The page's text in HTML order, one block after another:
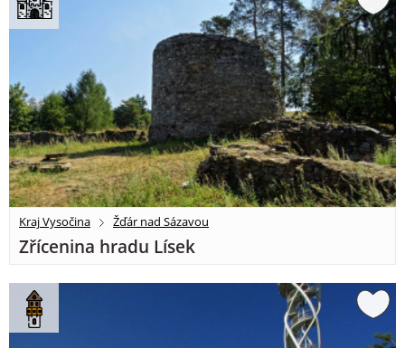
Kraj Vysočina Žďár nad Sázavou
Zřícenina hradu Lísek